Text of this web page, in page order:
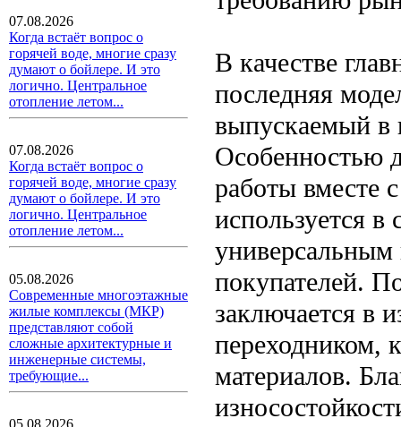
07.08.2026
Когда встаёт вопрос о
горячей воде, многие сразу
думают о бойлере. И это
логично. Центральное
отопление летом...
07.08.2026
Когда встаёт вопрос о
горячей воде, многие сразу
думают о бойлере. И это
логично. Центральное
отопление летом...
05.08.2026
Современные многоэтажные
жилые комплексы (МКР)
представляют собой
сложные архитектурные и
инженерные системы,
требующие...
05.08.2026
В качестве
последняя
выпускаемый в
Особенностью
работы вместе
используется
универсальным
покупателей.
заключается в
переходником,
материалов.